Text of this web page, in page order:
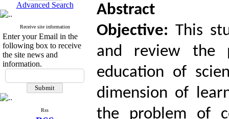
Advanced Search
Receive site information
Enter your Email in the
following box to receive
the site news and
information.
Rss
Abstract
Objective: This
and review the
education of
dimension of
the problem of